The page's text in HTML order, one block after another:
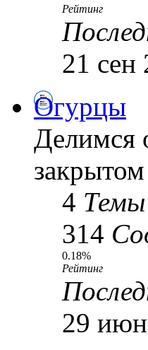
Рейтинг
21 сен
Огурцы
Делимся
4 Темы
314
0.18%
Рейтинг
29